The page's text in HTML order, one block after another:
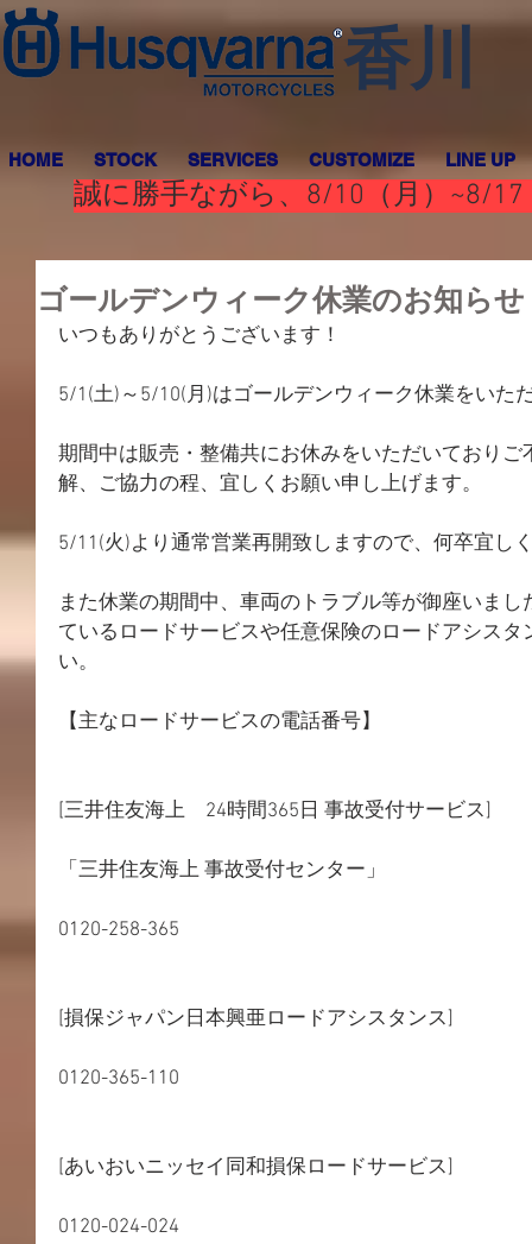
香川
HOME STOCK SERVICES CUSTOMIZE LINE UP
誠に勝手ながら、8/10（月）~8/
ゴールデンウィーク休業のお知らせ
いつもありがとうございます！
5/1(土)～5/10(月)はゴールデンウィーク休業をいた
期間中は販売・整備共にお休みをいただいており
解、ご協力の程、宜しくお願い申し上げます。
5/11(火)より通常営業再開致しますので、何卒宜し
また休業の期間中、車両のトラブル等が御座いま
ているロードサービスや任意保険のロードアシス
い。
【主なロードサービスの電話番号】
[三井住友海上　24時間365日 事故受付サービス]
「三井住友海上 事故受付センター」
0120-258-365
[損保ジャパン日本興亜ロードアシスタンス]
0120-365-110
[あいおいニッセイ同和損保ロードサービス]
0120-024-024